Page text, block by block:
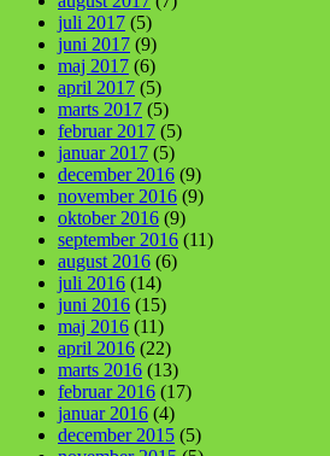
juli 2017 (5)
juni 2017 (9)
maj 2017 (6)
april 2017 (5)
marts 2017 (5)
februar 2017 (5)
januar 2017 (5)
december 2016 (9)
november 2016 (9)
oktober 2016 (9)
september 2016 (11)
august 2016 (6)
juli 2016 (14)
juni 2016 (15)
maj 2016 (11)
april 2016 (22)
marts 2016 (13)
februar 2016 (17)
januar 2016 (4)
december 2015 (5)